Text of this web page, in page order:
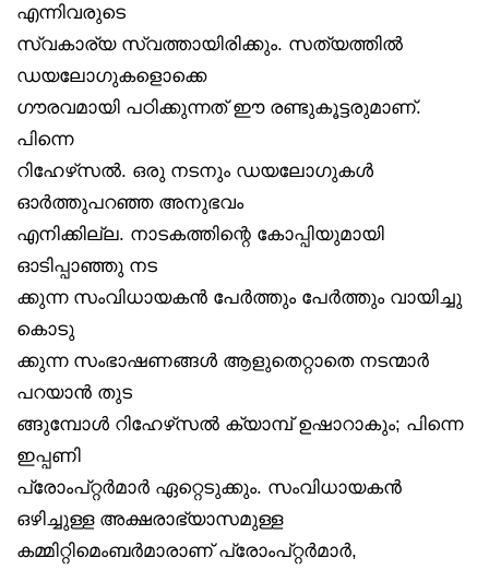
എന്നിവരുടെ
സ്വകാര്യ സ്വത്തായിരിക്കും. സത്യത്തിൽ
ഡയലോഗുകളൊക്കെ
ഗൗരവമായി പഠിക്കുന്നത് ഈ രണ്ടുകൂട്ടരുമാണ്.
പിന്നെ
റിഹേഴ്‌സൽ. ഒരു നടനും ഡയലോഗുകൾ
ഓർത്തുപറഞ്ഞ അനുഭവം
എനിക്കില്ല. നാടകത്തിന്റെ കോപ്പിയുമായി
ഓടിപ്പാഞ്ഞു നട
ക്കുന്ന സംവിധായകൻ പേർത്തും പേർത്തും വായിച്ചു
കൊടു
ക്കുന്ന സംഭാഷണങ്ങൾ ആളുതെറ്റാതെ നടന്മാർ
പറയാൻ തുട
ങ്ങുമ്പോൾ റിഹേഴ്‌സൽ ക്യാമ്പ് ഉഷാറാകും; പിന്നെ
ഇപ്പണി
പ്രോംപ്റ്റർമാർ ഏറ്റെടുക്കും. സംവിധായകൻ
ഒഴിച്ചുള്ള അക്ഷരാഭ്യാസമുള്ള
കമ്മിറ്റിമെംബർമാരാണ് പ്രോംപ്റ്റർമാർ,